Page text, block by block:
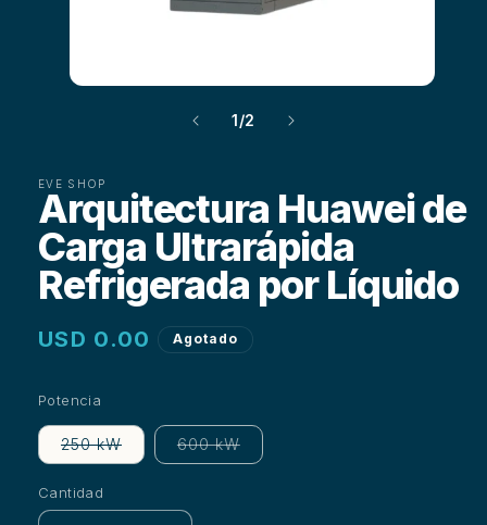
una
ventana
modal
1/de
2
EVE SHOP
Arquitectura Huawei de
Carga Ultrarápida
Refrigerada por Líquido
Precio
USD 0.00 Agotado
Potencia
250 kWVariante
agotada
600 kWVariante
agotada
Cantidad